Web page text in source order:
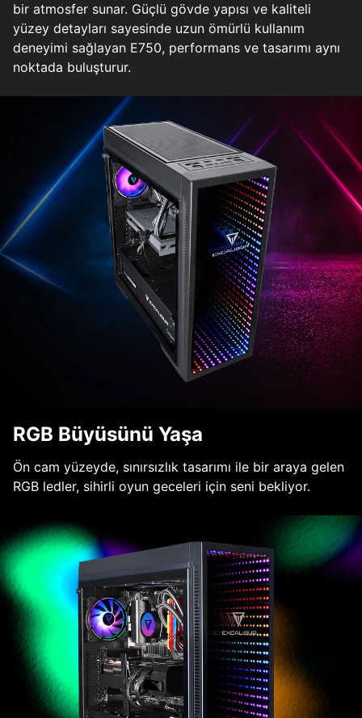
bir atmosfer sunar. Güçlü gövde yapısı ve kaliteli
yüzey detayları sayesinde uzun ömürlü kullanım
deneyimi sağlayan E750, performans ve tasarımı aynı
noktada buluşturur.
RGB Büyüsünü Yaşa
Ön cam yüzeyde, sınırsızlık tasarımı ile bir araya gelen
RGB ledler, sihirli oyun geceleri için seni bekliyor.